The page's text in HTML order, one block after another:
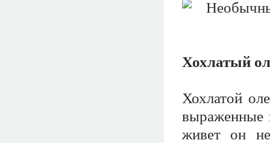
Хохлатый
Хохлатой
выраженные
живет он